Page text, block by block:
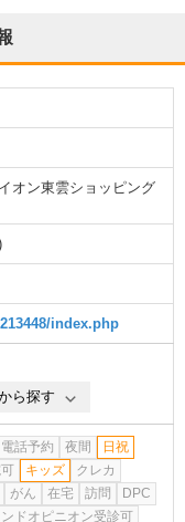
オン東雲ショッピング
index.php
ら探す
電話予約 夜間
日祝
キッズ
クレカ
がん 在宅 訪問
DPC
ドオピニオン受診可